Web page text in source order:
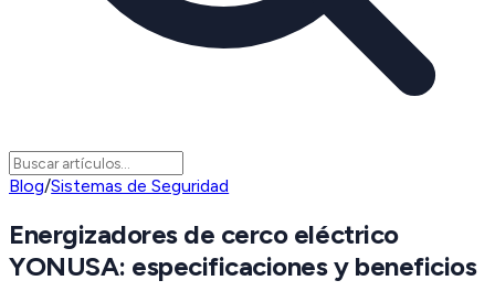
Blog/Sistemas de Seguridad
Energizadores de cerco eléctrico
YONUSA: especificaciones y beneficios